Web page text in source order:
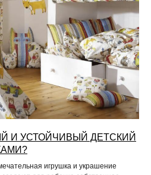
И УСТОЙЧИВЫЙ ДЕТСКИЙ
игрушка и украшение